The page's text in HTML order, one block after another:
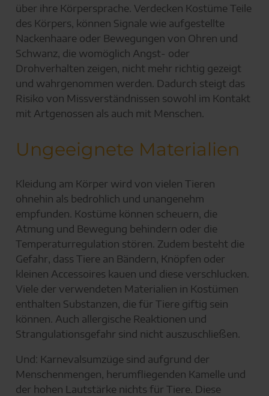
über ihre Körpersprache. Verdecken Kostüme Teile
des Körpers, können Signale wie aufgestellte
Nackenhaare oder Bewegungen von Ohren und
Schwanz, die womöglich Angst- oder
Drohverhalten zeigen, nicht mehr richtig gezeigt
und wahrgenommen werden. Dadurch steigt das
Risiko von Missverständnissen sowohl im Kontakt
mit Artgenossen als auch mit Menschen.
Ungeeignete Materialien
Kleidung am Körper wird von vielen Tieren
ohnehin als bedrohlich und unangenehm
empfunden. Kostüme können scheuern, die
Atmung und Bewegung behindern oder die
Temperaturregulation stören. Zudem besteht die
Gefahr, dass Tiere an Bändern, Knöpfen oder
kleinen Accessoires kauen und diese verschlucken.
Viele der verwendeten Materialien in Kostümen
enthalten Substanzen, die für Tiere giftig sein
können. Auch allergische Reaktionen und
Strangulationsgefahr sind nicht auszuschließen.
Und: Karnevalsumzüge sind aufgrund der
Menschenmengen, herumfliegenden Kamelle und
der hohen Lautstärke nichts für Tiere. Diese